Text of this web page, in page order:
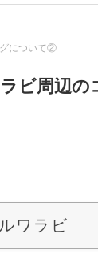
グについて②
ビ周辺の
ワラビ